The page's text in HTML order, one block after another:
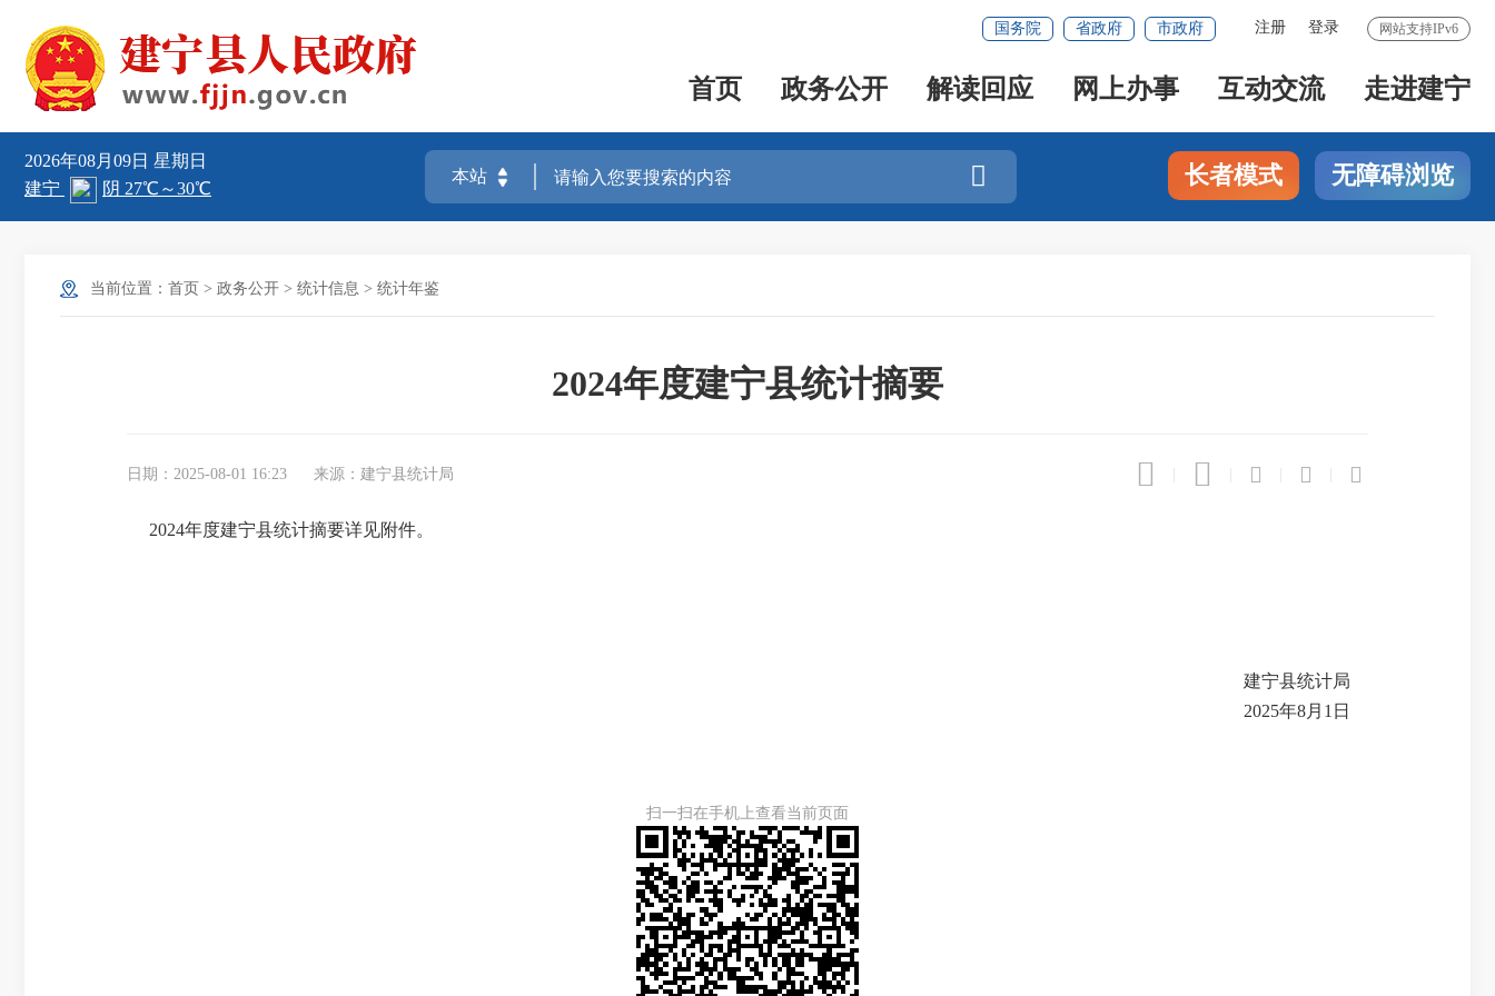
网站支持IPv6
注册 登录
国务院 省政府 市政府
首页 政务公开 解读回应 网上办事 互动交流 走进建宁
2026年08月09日 星期日
 长者模式 无障碍浏览
当前位置： 首页 > 政务公开 > 统计信息 > 统计年鉴
2024年度建宁县统计摘要
日期：2025-08-01 16:23 来源：建宁县统计局     
2024年度建宁县统计摘要详见附件。
建宁县统计局
2025年8月1日
扫一扫在手机上查看当前页面